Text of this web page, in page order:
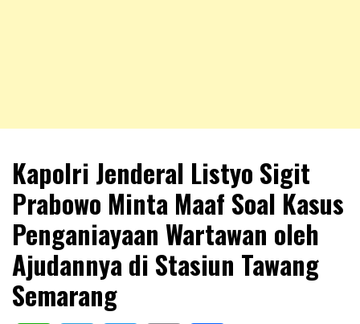
NKRIPOST
Kapolri Jenderal Listyo Sigit
Prabowo Minta Maaf Soal Kasus
Penganiayaan Wartawan oleh
Ajudannya di Stasiun Tawang
Semarang